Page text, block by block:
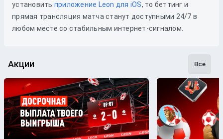
установить приложение Leon для iOS, то беттинг и
прямая трансляция матча станут доступными 24/7 в
любом месте со стабильным интернет-сигналом.
Акции Все